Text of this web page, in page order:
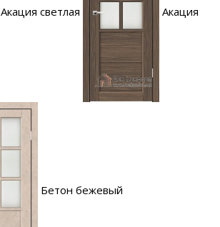
Акация светлая Акация
Бетон бежевый